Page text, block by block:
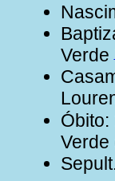
Verde
Óbito:
Verde